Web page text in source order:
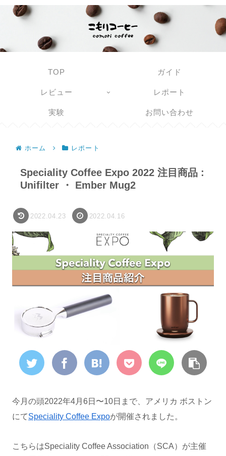
TOP ガイド
レビュー レポート
実験 お問い合わせ
ホーム レポート
Speciality Coffee Expo 2022 注目商品 :
Unifilter ・ Ember Mug2
2022.04.23 2022.04.16
今月の頭2022年4月6日〜10日まで、アメリカ ボストン
にてSpeciality Coffee Expoが開催されました。
こちらはSpeciality Coffee Association（SCA）が主催